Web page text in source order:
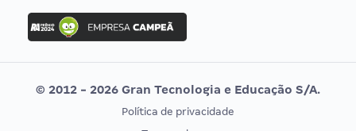
Concurso Ibama
Concurso MPU
Editais publicados
Vunesp
CONCURSOS POR PROFISSÃO EXAME DE ORDEM
© 2012 - 2026 Gran Tecnologia e Educação S/A.
Política de privacidade